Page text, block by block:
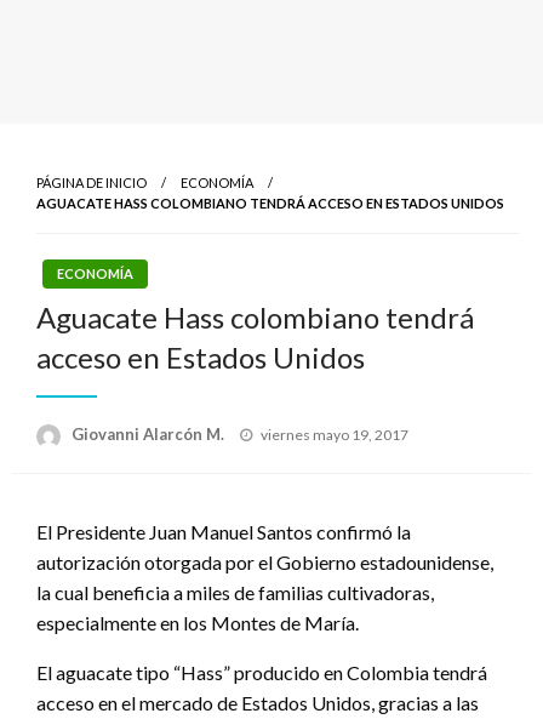
PÁGINA DE INICIO
ECONOMÍA
AGUACATE HASS COLOMBIANO TENDRÁ ACCESO EN ESTADOS UNIDOS
ECONOMÍA
Aguacate Hass colombiano tendrá
acceso en Estados Unidos
Giovanni Alarcón M.
Publicado
viernes mayo 19, 2017
El Presidente Juan Manuel Santos confirmó la
autorización otorgada por el Gobierno estadounidense,
la cual beneficia a miles de familias cultivadoras,
especialmente en los Montes de María.
El aguacate tipo “Hass” producido en Colombia tendrá
acceso en el mercado de Estados Unidos, gracias a las